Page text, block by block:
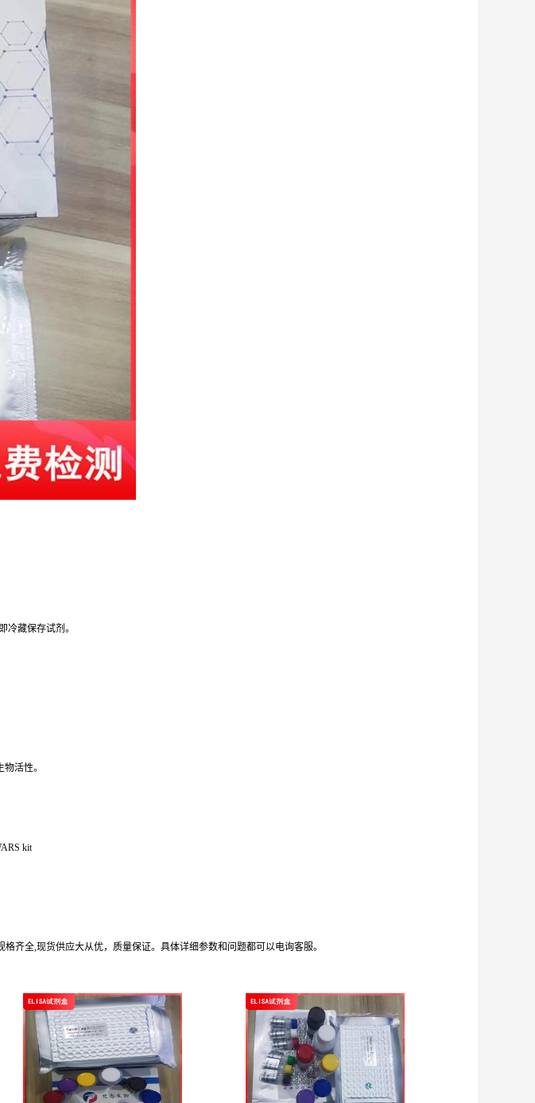
藏保存试剂。
活性。
kit
齐全,现货供应大从优，质量保证。具体详细参数和问题都可以电询客服。